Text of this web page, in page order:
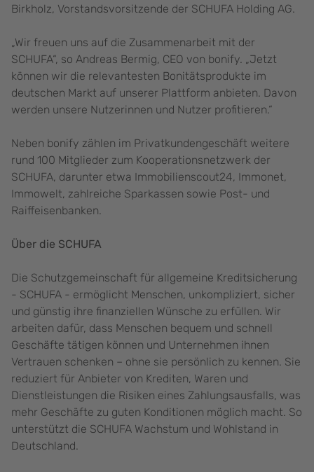
Birkholz, Vorstandsvorsitzende der SCHUFA Holding AG.
„Wir freuen uns auf die Zusammenarbeit mit der
SCHUFA“, so Andreas Bermig, CEO von bonify. „Jetzt
können wir die relevantesten Bonitätsprodukte im
deutschen Markt auf unserer Plattform anbieten. Davon
werden unsere Nutzerinnen und Nutzer profitieren.“
Neben bonify zählen im Privatkundengeschäft weitere
rund 100 Mitglieder zum Kooperationsnetzwerk der
SCHUFA, darunter etwa Immobilienscout24, Immonet,
Immowelt, zahlreiche Sparkassen sowie Post- und
Raiffeisenbanken.
Über die SCHUFA
Die Schutzgemeinschaft für allgemeine Kreditsicherung
- SCHUFA - ermöglicht Menschen, unkompliziert, sicher
und günstig ihre finanziellen Wünsche zu erfüllen. Wir
arbeiten dafür, dass Menschen bequem und schnell
Geschäfte tätigen können und Unternehmen ihnen
Vertrauen schenken – ohne sie persönlich zu kennen. Sie
reduziert für Anbieter von Krediten, Waren und
Dienstleistungen die Risiken eines Zahlungsausfalls, was
mehr Geschäfte zu guten Konditionen möglich macht. So
unterstützt die SCHUFA Wachstum und Wohlstand in
Deutschland.